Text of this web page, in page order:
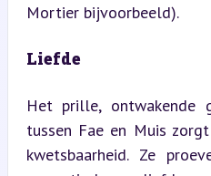
Mortier bijvoorbeeld).
Liefde
Het prille, ontwakende
tussen Fae en Muis
kwetsbaarheid. Ze